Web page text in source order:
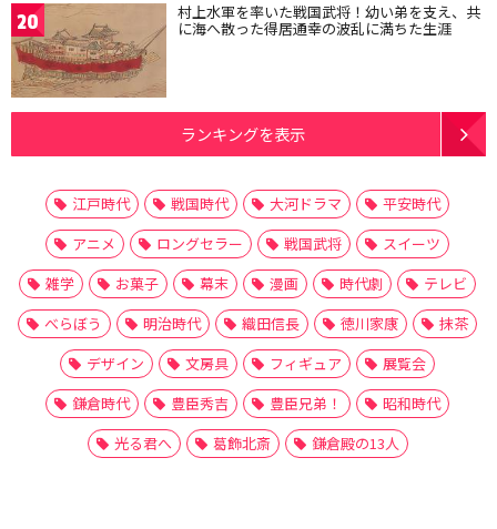
20 村上水軍を率いた戦国武将！幼い弟を支え、共
に海へ散った得居通幸の波乱に満ちた生涯
ランキングを表示
江戸時代 戦国時代 大河ドラマ
平安時代
アニメ
ロングセラー 戦国武将
スイーツ
雑学
お菓子 幕末 漫画 時代劇
テレビ
べらぼう
明治時代 織田信長 徳川家康
抹茶
デザイン
文房具 フィギュア
展覧会
鎌倉時代
豊臣秀吉 豊臣兄弟！
昭和時代
光る君へ
葛飾北斎 鎌倉殿の13人